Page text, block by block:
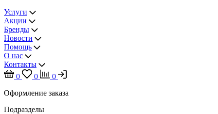
Услуги
Акции
Бренды
Новости
Помощь
О нас
Контакты
0
0
0
Оформление заказа
Подразделы